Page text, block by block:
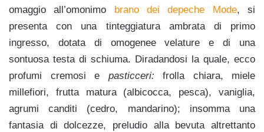
omaggio all’omonimo brano dei depeche Mode, si
presenta con una tinteggiatura ambrata di primo
ingresso, dotata di omogenee velature e di una
sontuosa testa di schiuma. Diradandosi la quale, ecco
profumi cremosi e pasticceri: frolla chiara, miele
millefiori, frutta matura (albicocca, pesca), vaniglia,
agrumi canditi (cedro, mandarino); insomma una
fantasia di dolcezze, preludio alla bevuta altrettanto